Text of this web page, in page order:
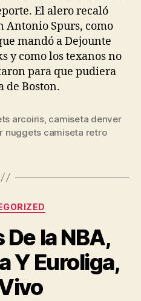
El alero recaló
Antonio Spurs, como
mandó a Dejounte
y como los texanos no
para que pudiera
Boston.
arcoiris, camiseta denver
nuggets camiseta retro
Categorías
la NBA,
Y Euroliga,